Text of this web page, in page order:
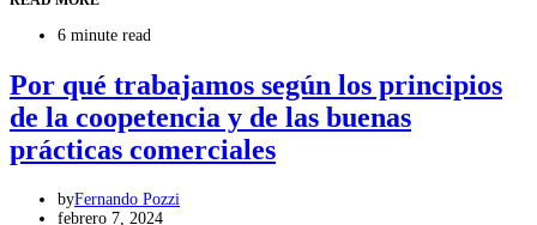
6 minute read
Por qué trabajamos según los principios
de la coopetencia y de las buenas
prácticas comerciales
byFernando Pozzi
febrero 7, 2024